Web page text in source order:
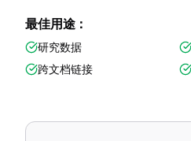
最佳用途：
研究数据
跨文档链接